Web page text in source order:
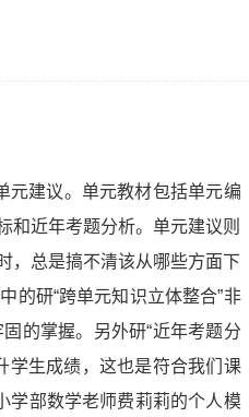
元建议。单元教材包括单元编
和近年考题分析。单元建议则
，总是搞不清该从哪些方面下
的研“跨单元知识立体整合”非
的掌握。另外研“近年考题分
学生成绩，这也是符合我们课
学部数学老师费莉莉的个人模